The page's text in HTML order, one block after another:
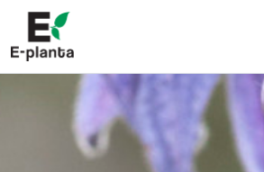
HUVUDNAVIGERING